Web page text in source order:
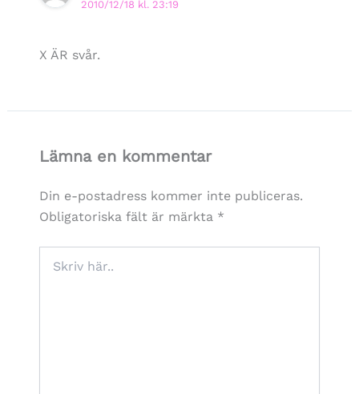
2010/12/18 kl. 23:19
X ÄR svår.
Lämna en kommentar
Din e-postadress kommer inte publiceras.
Obligatoriska fält är märkta *
här..